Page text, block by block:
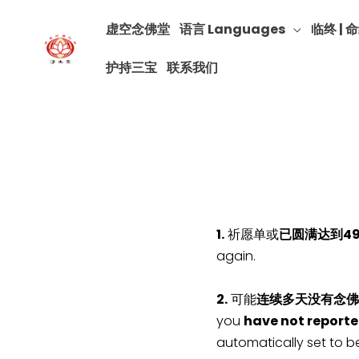
虚空念佛堂 语言 Languages 临终 |
护持三宝 联系我们
1.祈愿单或已圆满达到
again.
2.可能连续多天没有念
you have not
automatically set to